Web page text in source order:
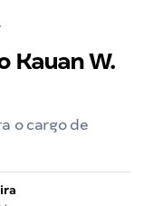
PE
Kauan W.
o cargo de